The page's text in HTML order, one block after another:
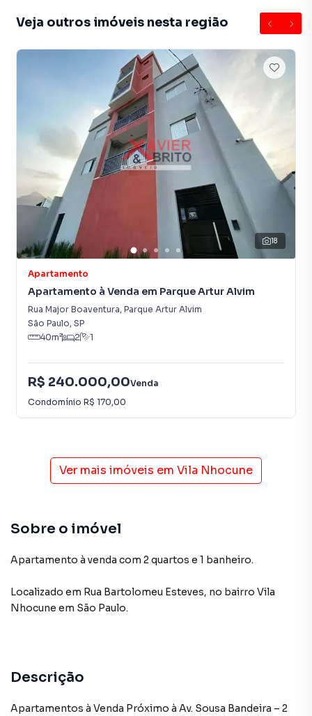
Veja outros imóveis nesta região
18
Apartamento
Apartamento à Venda em Parque Artur Alvim
Rua Major Boaventura, Parque Artur Alvim
São Paulo, SP
40m² 2 1
R$ 240.000,00Venda
Condomínio R$ 170,00
Ver mais imóveis em Vila Nhocune
Sobre o imóvel
Apartamento à venda com 2 quartos e 1 banheiro.
Localizado em Rua Bartolomeu Esteves, no bairro Vila
Nhocune em São Paulo.
Descrição
Apartamentos à Venda Próximo à Av. Sousa Bandeira – 2